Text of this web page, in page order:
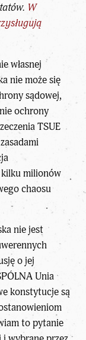
W
własnej
nie może się
sądowej,
ochrony
TSUE
kilku milionów
chaosu
nie jest
o jej
Unia
konstytucje są
to pytanie